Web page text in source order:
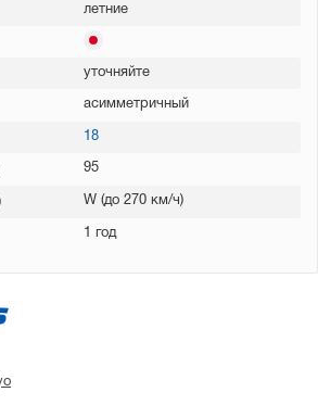
летние
уточняйте
асимметричный
18
95
W (до 270 км/ч)
1 год